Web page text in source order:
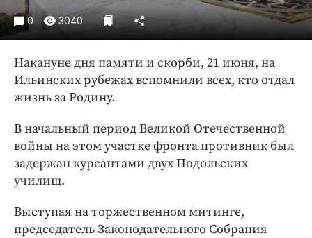
Праздники
Происшествия
Экономика и бизнес
ПРОЕКТЫ
Блоги
Издания
Медиаперсона
Интересное чтиво
Клиника года
Бренд года
0 3040
Накануне дня памяти и скорби, 21 июня, на
Ильинских рубежах вспомнили всех, кто отдал
жизнь за Родину.
В начальный период Великой Отечественной
войны на этом участке фронта противник был
задержан курсантами двух Подольских
училищ.
Выступая на торжественном митинге,
председатель Законодательного Собрания